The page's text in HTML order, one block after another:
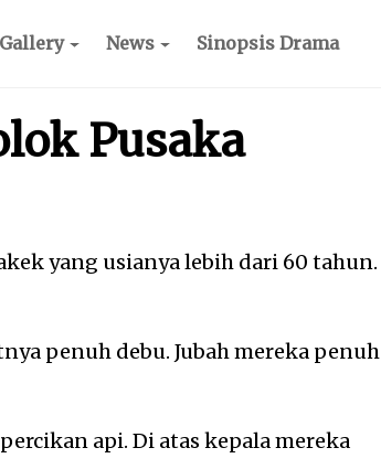
Gallery News Sinopsis Drama
Pusaka
yang usianya lebih dari 60 tahun.
penuh debu. Jubah mereka penuh
api. Di atas kepala mereka